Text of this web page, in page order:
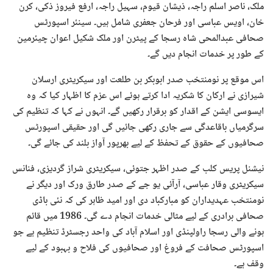
ملک، ناصر اسلم راجہ، ذیشان قیوم، سہیل راجہ، ارفع فیروز ذکی، کرن
خان، اویس عباسی اور فرحان جعفری شامل ہیں۔ سینئر اسپورٹس
صحافی عبدالمحی شاہ رسجا کے پیٹرن اور ملک شکیل اعوان چیئرمین
کے طور پر خدمات انجام دیں گے۔
اس موقع پر نومنتخب صدر ابوبکر بن طلعت اور سیکریٹری ارسلان
شیرازی نے ارکان کا شکریہ ادا کرتے ہوئے اس عزم کا اظہار کیا کہ وہ
ایسوسی ایشن کے اقدار کو برقرار رکھیں گے۔ انہوں نے کہا کہ تنظیم کی
سرگرمیاں باقاعدگی سے جاری رکھی جائیں گی اور حقیقی اسپورٹس
صحافیوں کے حقوق کے تحفظ کے لیے بھرپور آواز بلند کی جائے گی۔
نیشنل پریس کلب کے صدر اظہر جتوئی، سیکریٹری شراز گردیزی، فنانس
سیکریٹری وقار عباسی، آرآئی یو جے کے صدر طارق ورک اور دیگر نے
نومنتخب عہدیداران کو مبارکباد دی اور امید ظاہر کی کہ نئی باڈی
صحافی برادری کے لیے مثالی خدمات انجام دے گی۔ 1986 میں قائم
ہونے والی رسجا راولپنڈی اور اسلام آباد کی واحد رجسٹرڈ تنظیم ہے جو
اسپورٹس صحافت کے فروغ اور صحافیوں کی فلاح و بہبود کے لیے
وقف ہے۔